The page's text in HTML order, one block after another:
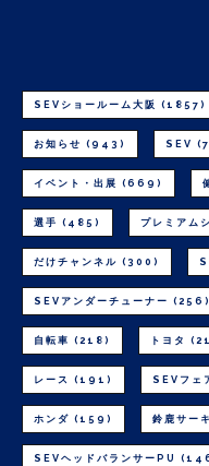
SEVショールーム大阪 (1857)
お知らせ (943) SEV
イベント・出展 (669)
選手 (485) プレミアム
だけチャンネル (300)
SEVアンダーチューナー (256)
自転車 (218) トヨタ
レース (191) SEVフェ
ホンダ (159) 鈴鹿サー
SEVヘッドバランサーPU